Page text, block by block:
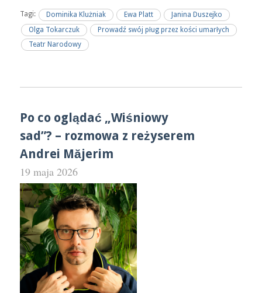
Tagi: Dominika Klużniak Ewa Platt
Janina Duszejko
Olga Tokarczuk
Prowadź swój pług przez kości umarłych
Teatr Narodowy
Po co oglądać „Wiśniowy
sad”? – rozmowa z reżyserem
Andrei Măjerim
19 maja 2026